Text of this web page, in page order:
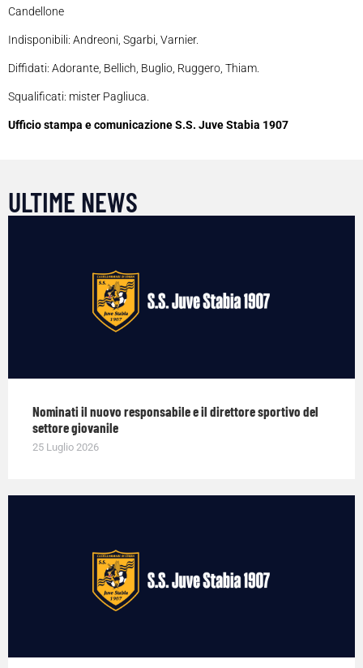
Candellone
Indisponibili: Andreoni, Sgarbi, Varnier.
Diffidati: Adorante, Bellich, Buglio, Ruggero, Thiam.
Squalificati: mister Pagliuca.
Ufficio stampa e comunicazione S.S. Juve Stabia 1907
ULTIME NEWS
Nominati il nuovo responsabile e il direttore sportivo del
settore giovanile
25 Luglio 2026